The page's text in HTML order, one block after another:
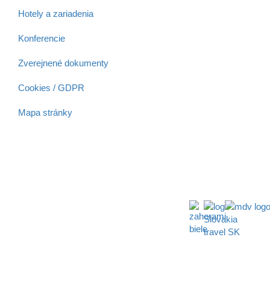
Hotely a zariadenia
Konferencie
Zverejnené dokumenty
Cookies / GDPR
Mapa stránky